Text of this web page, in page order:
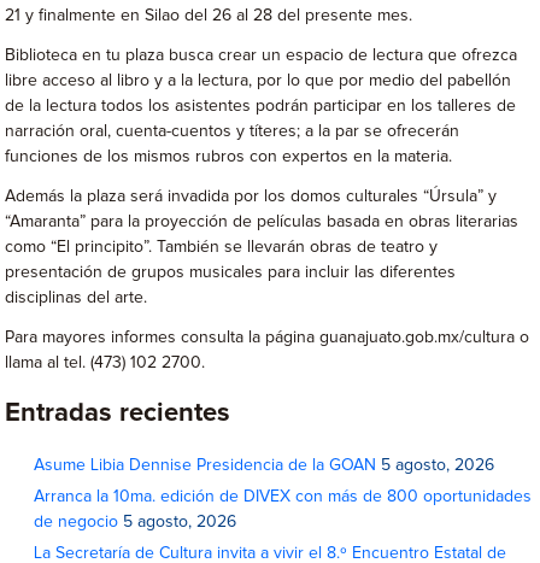
21 y finalmente en Silao del 26 al 28 del presente mes.
Biblioteca en tu plaza busca crear un espacio de lectura que ofrezca
libre acceso al libro y a la lectura, por lo que por medio del pabellón
de la lectura todos los asistentes podrán participar en los talleres de
narración oral, cuenta-cuentos y títeres; a la par se ofrecerán
funciones de los mismos rubros con expertos en la materia.
Además la plaza será invadida por los domos culturales “Úrsula” y
“Amaranta” para la proyección de películas basada en obras literarias
como “El principito”. También se llevarán obras de teatro y
presentación de grupos musicales para incluir las diferentes
disciplinas del arte.
Para mayores informes consulta la página guanajuato.gob.mx/cultura o
llama al tel. (473) 102 2700.
Entradas recientes
Asume Libia Dennise Presidencia de la GOAN 5 agosto, 2026
Arranca la 10ma. edición de DIVEX con más de 800 oportunidades
de negocio 5 agosto, 2026
La Secretaría de Cultura invita a vivir el 8.º Encuentro Estatal de